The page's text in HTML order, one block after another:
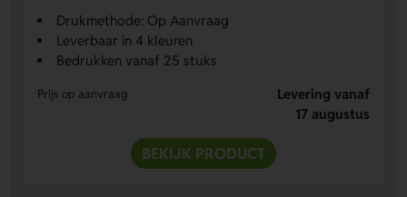
Drukmethode: Op Aanvraag
Leverbaar in 4 kleuren
Bedrukken vanaf 25 stuks
Prijs op aanvraag
Levering vanaf
17 augustus
BEKIJK PRODUCT